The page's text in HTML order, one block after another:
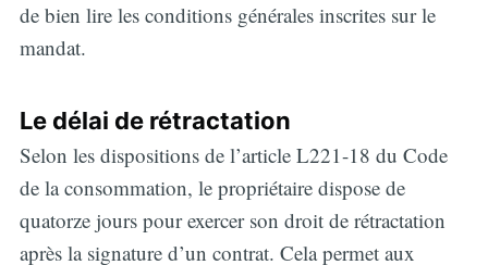
de bien lire les conditions générales inscrites sur le
mandat.
Le délai de rétractation
Selon les dispositions de l’article L221-18 du Code
de la consommation, le propriétaire dispose de
quatorze jours pour exercer son droit de rétractation
après la signature d’un contrat. Cela permet aux